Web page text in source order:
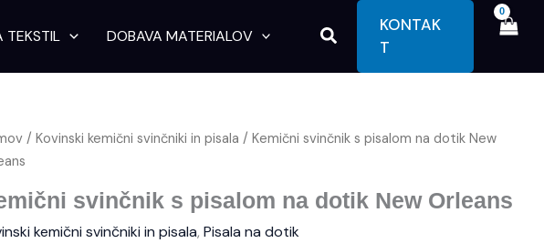
TEKSTIL DOBAVA MATERIALOV Search
KONTAK
T
/Kovinski kemični svinčniki in pisala / Kemični svinčnik s pisalom na dotik New
svinčnik s pisalom na dotik New Orleans
kemični svinčniki in pisala,Pisala na dotik